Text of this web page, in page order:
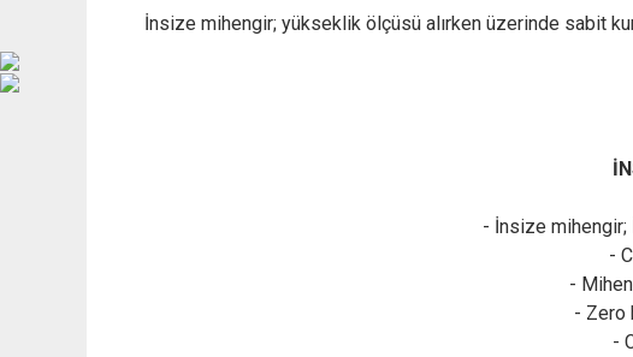
İnsize mihengir; yükseklik ölçüsü alırken üzerinde sabit
- İnsize mihengir;
-
-
- Zero
-